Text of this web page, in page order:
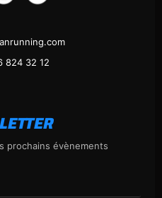
824 32 12
prochains évènements